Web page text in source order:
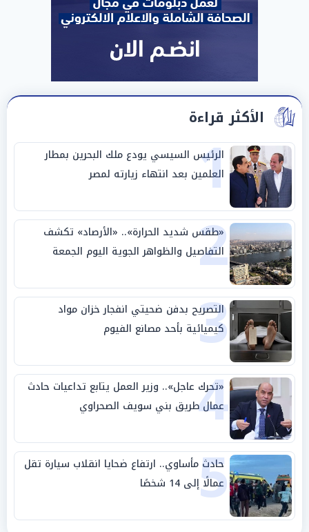
الأكثر قراءة
1
الرئيس السيسي يودع ملك البحرين بمطار
العلمين بعد انتهاء زيارته لمصر
2
«طقس شديد الحرارة».. «الأرصاد» تكشف
التفاصيل والظواهر الجوية اليوم الجمعة
3
التصريح بدفن ضحيتي انفجار خزان مواد
كيميائية بأحد مصانع الفيوم
4
«تحرك عاجل».. وزير العمل يتابع تداعيات حادث
عمال طريق بني سويف الصحراوي
5
حادث مأساوي.. ارتفاع ضحايا انقلاب سيارة تقل
عمالًا إلى 14 شخصًا